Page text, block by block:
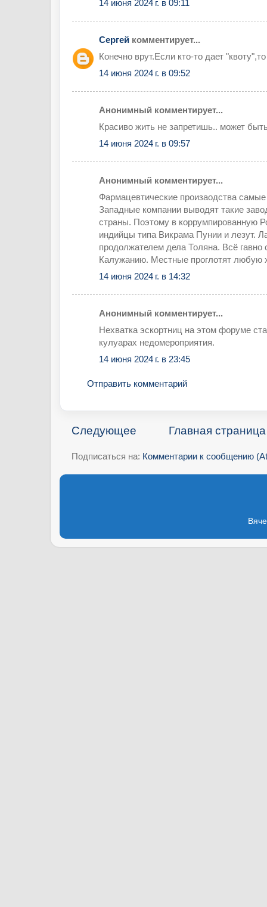
14 июня 2024 г. в 09:11
Сергей комментирует...
Конечно врут.Если кто-то дает
14 июня 2024 г. в 09:52
Анонимный комментирует...
Красиво жить не запретишь.. может
14 июня 2024 г. в 09:57
Анонимный комментирует...
Фармацевтические произаодства
Западные компании выводят такие
страны. Поэтому в коррумпированную
индийцы типа Викрама Пунии и лезут.
продолжателем дела Толяна. Всё гавно
Калужанию. Местные проглотят любую
14 июня 2024 г. в 14:32
Анонимный комментирует...
Нехватка эскортниц на этом форуме
кулуарах недомероприятия.
14 июня 2024 г. в 23:45
Отправить комментарий
Следующее Главная страница
Подписаться на: Комментарии к сообщению